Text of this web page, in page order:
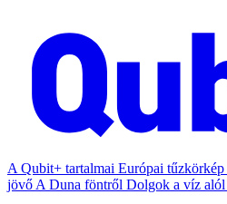
A Qubit+ tartalmai Európai tűzkörkép
jövő A Duna föntről Dolgok a víz alól